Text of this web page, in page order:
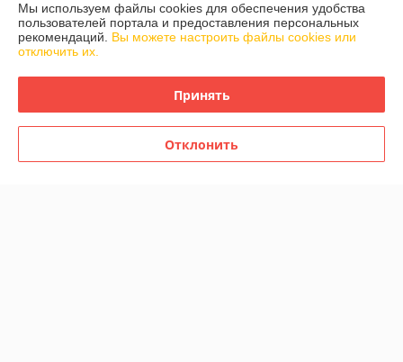
Полная версия сайта
Политика обработки cookies
Сайт создан на платформе Deal.by
Мы используем файлы cookies для обеспечения удобства
пользователей портала и предоставления персональных
рекомендаций. Вы можете настроить файлы cookies или
отключить их.
Принять
Отклонить